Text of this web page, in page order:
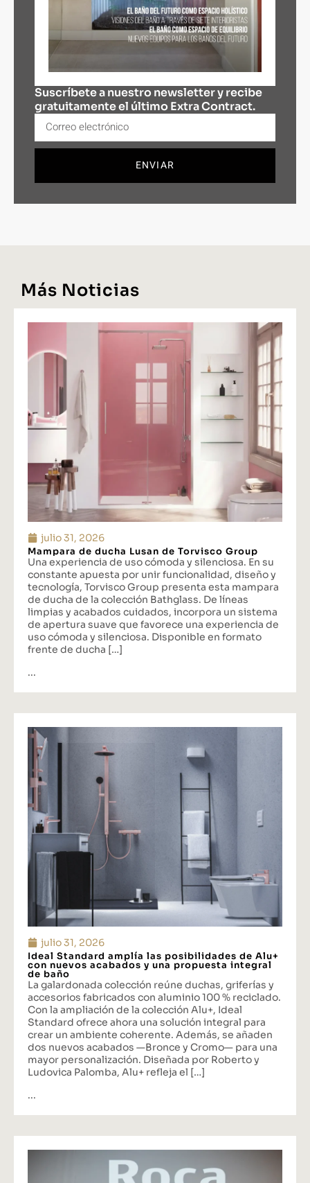
Suscríbete a nuestro newsletter y recibe
gratuitamente el último Extra Contract.
ENVIAR
Más Noticias
julio 31, 2026
Mampara de ducha Lusan de Torvisco Group
Una experiencia de uso cómoda y silenciosa. En su
constante apuesta por unir funcionalidad, diseño y
tecnología, Torvisco Group presenta esta mampara
de ducha de la colección Bathglass. De líneas
limpias y acabados cuidados, incorpora un sistema
de apertura suave que favorece una experiencia de
uso cómoda y silenciosa. Disponible en formato
frente de ducha […]
...
julio 31, 2026
Ideal Standard amplía las posibilidades de Alu+
con nuevos acabados y una propuesta integral
de baño
La galardonada colección reúne duchas, griferías y
accesorios fabricados con aluminio 100 % reciclado.
Con la ampliación de la colección Alu+, Ideal
Standard ofrece ahora una solución integral para
crear un ambiente coherente. Además, se añaden
dos nuevos acabados —Bronce y Cromo— para una
mayor personalización. Diseñada por Roberto y
Ludovica Palomba, Alu+ refleja el […]
...